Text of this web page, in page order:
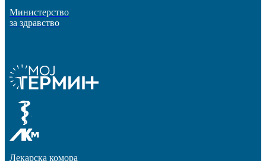
Министерство
за здравство
Лекарска комора